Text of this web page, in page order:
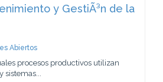
y GestiÃ³n de la
Abiertos
procesos productivos utilizan